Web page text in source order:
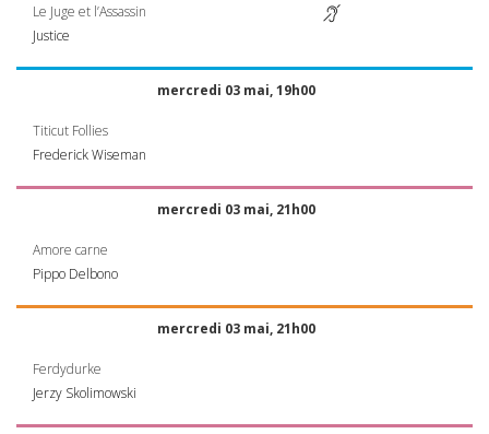
Le Juge et l’Assassin
Justice
mercredi 03 mai, 19h00
Titicut Follies
Frederick Wiseman
mercredi 03 mai, 21h00
Amore carne
Pippo Delbono
mercredi 03 mai, 21h00
Ferdydurke
Jerzy Skolimowski